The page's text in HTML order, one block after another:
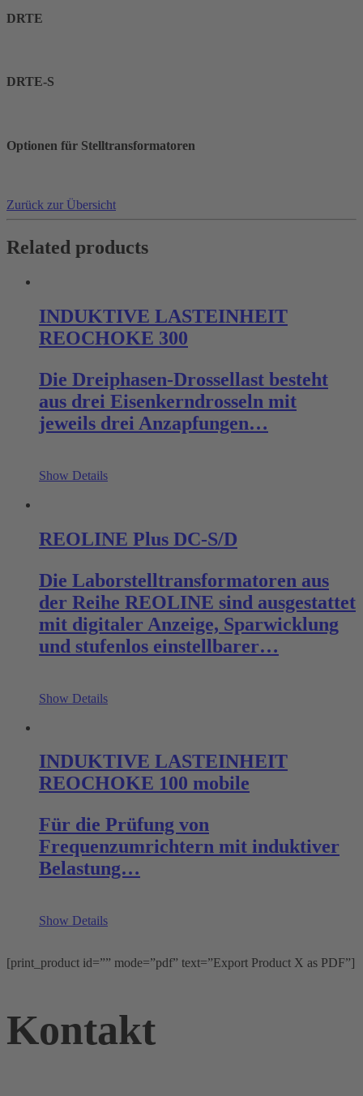
DRTE
DRTE-S
Optionen für Stelltransformatoren
Zurück zur Übersicht
Related products
INDUKTIVE LASTEINHEIT
REOCHOKE 300
Die Dreiphasen-Drossellast besteht
aus drei Eisenkerndrosseln mit
jeweils drei Anzapfungen…
Show Details
REOLINE Plus DC-S/D
Die Laborstelltransformatoren aus
der Reihe REOLINE sind ausgestattet
mit digitaler Anzeige, Sparwicklung
und stufenlos einstellbarer…
Show Details
INDUKTIVE LASTEINHEIT
REOCHOKE 100 mobile
Für die Prüfung von
Frequenzumrichtern mit induktiver
Belastung…
Show Details
[print_product id=”” mode=”pdf” text=”Export Product X as PDF”]
Kontakt